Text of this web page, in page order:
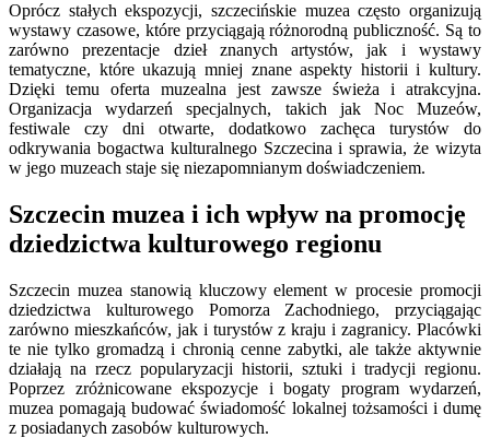
Oprócz stałych ekspozycji, szczecińskie muzea często organizują
wystawy czasowe, które przyciągają różnorodną publiczność. Są to
zarówno prezentacje dzieł znanych artystów, jak i wystawy
tematyczne, które ukazują mniej znane aspekty historii i kultury.
Dzięki temu oferta muzealna jest zawsze świeża i atrakcyjna.
Organizacja wydarzeń specjalnych, takich jak Noc Muzeów,
festiwale czy dni otwarte, dodatkowo zachęca turystów do
odkrywania bogactwa kulturalnego Szczecina i sprawia, że wizyta
w jego muzeach staje się niezapomnianym doświadczeniem.
Szczecin muzea i ich wpływ na promocję
dziedzictwa kulturowego regionu
Szczecin muzea stanowią kluczowy element w procesie promocji
dziedzictwa kulturowego Pomorza Zachodniego, przyciągając
zarówno mieszkańców, jak i turystów z kraju i zagranicy. Placówki
te nie tylko gromadzą i chronią cenne zabytki, ale także aktywnie
działają na rzecz popularyzacji historii, sztuki i tradycji regionu.
Poprzez zróżnicowane ekspozycje i bogaty program wydarzeń,
muzea pomagają budować świadomość lokalnej tożsamości i dumę
z posiadanych zasobów kulturowych.